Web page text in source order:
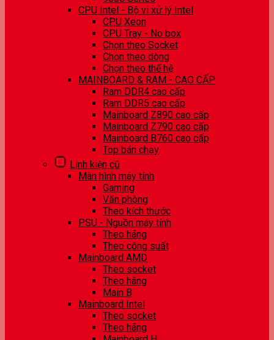
CPU Intel - Bộ vi xử lý Intel
CPU Xeon
CPU Tray - No box
Chọn theo Socket
Chọn theo dòng
Chọn theo thế hệ
MAINBOARD & RAM - CAO CẤP
Ram DDR4 cao cấp
Ram DDR5 cao cấp
Mainboard Z890 cao cấp
Mainboard Z790 cao cấp
Mainboard B760 cao cấp
Top bán chạy
Linh kiện cũ
Màn hình máy tính
Gaming
Văn phòng
Theo kích thước
PSU - Nguồn máy tính
Theo hãng
Theo công suất
Mainboard AMD
Theo socket
Theo hãng
Main B
Mainboard Intel
Theo socket
Theo hãng